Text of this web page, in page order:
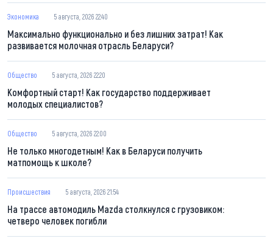
Экономика 5 августа, 2026 22:40
Максимально функционально и без лишних затрат! Как
развивается молочная отрасль Беларуси?
Общество 5 августа, 2026 22:20
Комфортный старт! Как государство поддерживает
молодых специалистов?
Общество 5 августа, 2026 22:00
Не только многодетным! Как в Беларуси получить
матпомощь к школе?
Происшествия 5 августа, 2026 21:54
На трассе автомодиль Mazda столкнулся с грузовиком:
четверо человек погибли